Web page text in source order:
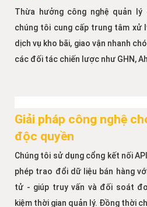
Thừa hưởng công nghệ quản
chúng tôi cung cấp trung tâm xử
dịch vụ kho bãi, giao vận nhanh
các đối tác chiến lược như GHN,
Giải pháp công nghệ
độc quyền
Chúng tôi sử dụng cổng kết nối
phép trao đổi dữ liệu bán hàng
tử - giúp truy vấn và đối soát
kiệm thời gian quản lý. Đồng thời